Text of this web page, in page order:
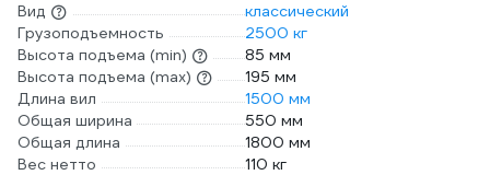
Вид
классический
Грузоподъемность
2500 кг
Высота подъема (min)
85 мм
Высота подъема (max)
195 мм
Длина вил
1500 мм
Общая ширина
550 мм
Общая длина
1800 мм
Вес нетто
110 кг